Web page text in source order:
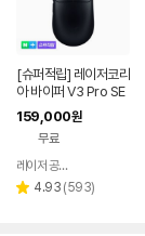
[슈퍼적립] 레이저코리
아 바이퍼 V3 Pro SE
바브삼 e스포츠 무선
게이밍 마우스
159,000원
무료
페이
레이저 공식스토어
별 4.93 리
(593)